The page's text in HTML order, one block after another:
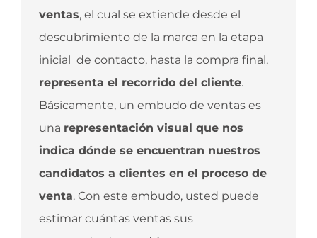
ventas, el cual se extiende desde el
descubrimiento de la marca en la etapa
inicial de contacto, hasta la compra final,
representa el recorrido del cliente.
Básicamente, un embudo de ventas es
una representación visual que nos
indica dónde se encuentran nuestros
candidatos a clientes en el proceso de
venta. Con este embudo, usted puede
estimar cuántas ventas sus